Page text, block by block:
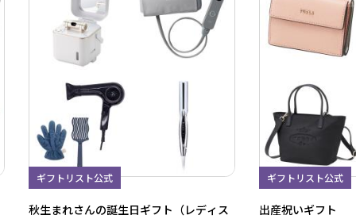
ギフトリスト公式
秋生まれさんの誕生日ギフト（レディス
ギフトリスト公式
出産祝いギフト